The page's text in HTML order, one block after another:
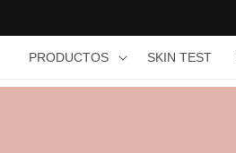
PRODUCTOS
SKIN TEST